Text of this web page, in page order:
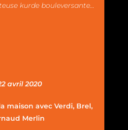
kurde bouleversante…
avril 2020
maison avec Verdi, Brel,
Merlin